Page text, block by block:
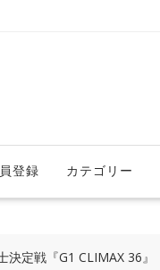
登録 カテゴリー
定戦『G1 CLIMAX 36』